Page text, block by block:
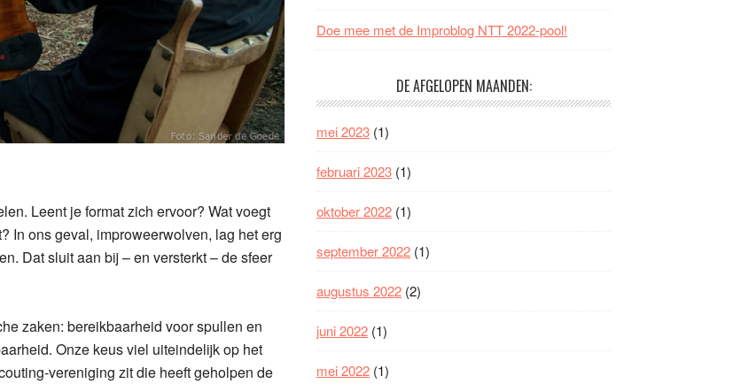
Leent je format zich ervoor? Wat voegt
In ons geval, improweerwolven, lag het erg
Dat sluit aan bij – en versterkt – de sfeer
zaken: bereikbaarheid voor spullen en
Onze keus viel uiteindelijk op het
vereniging zit die heeft geholpen de
Doe mee met de Improblog NTT 2022-pool!
DE AFGELOPEN MAANDEN:
mei 2023 (1)
februari 2023 (1)
oktober 2022 (1)
september 2022 (1)
augustus 2022 (2)
juni 2022 (1)
mei 2022 (1)